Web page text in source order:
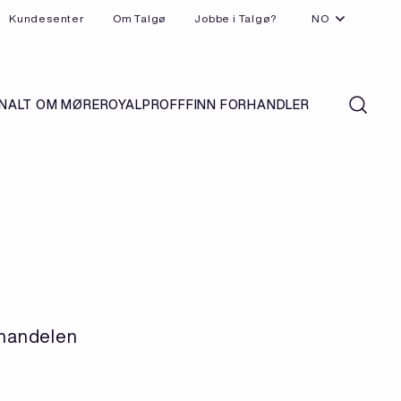
Kundesenter Om Talgø Jobbe i Talgø? NO
ALT OM MØREROYAL PROFF FINN FORHANDLER